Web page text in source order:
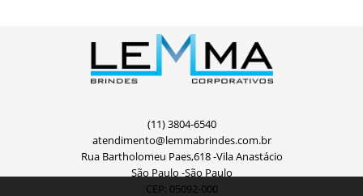
(11) 3804-6540
atendimento@lemmabrindes.com.br
Rua Bartholomeu Paes,618 -Vila Anastácio
São Paulo -São Paulo
CEP: 05092-000